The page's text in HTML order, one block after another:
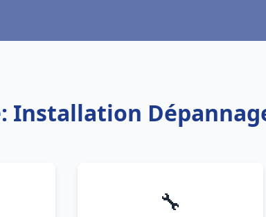
Installation
🔧